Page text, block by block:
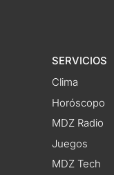
SERVICIOS
Clima
Horóscopo
MDZ Radio
Juegos
MDZ Tech